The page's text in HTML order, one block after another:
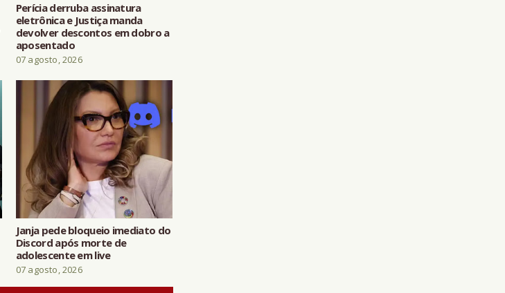
Perícia derruba assinatura
eletrônica e Justiça manda
devolver descontos em dobro a
aposentado
07 agosto, 2026
Janja pede bloqueio imediato do
Discord após morte de
adolescente em live
07 agosto, 2026